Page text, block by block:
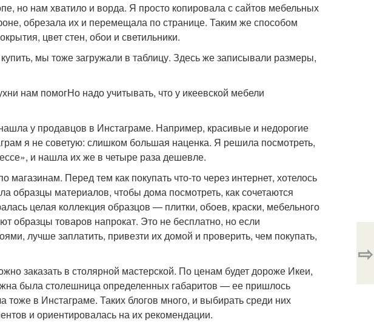
но нам хватило и ворда. Я просто копировала с сайтов мебельных
обрезала их и перемещала по странице. Таким же способом
цвет стен, обои и светильники.
мы тоже загружали в таблицу. Здесь же записывали размеры,
нам помогНо надо учитывать, что у икеевской мебели
у продавцов в Инстаграме. Например, красивые и недорогие
я не советую: слишком большая наценка. Я решила посмотреть,
и нашла их же в четыре раза дешевле.
Перед тем как покупать что-то через интернет, хотелось
образцы материалов, чтобы дома посмотреть, как сочетаются
целая коллекция образцов — плитки, обоев, краски, мебельного
образцы товаров напрокат. Это не бесплатно, но если
лучше заплатить, привезти их домой и проверить, чем покупать,
заказать в столярной мастерской. По ценам будет дороже Икеи,
была столешница определенных габаритов — ее пришлось
тоже в Инстаграме. Таких блогов много, и выбирать среди них
и ориентировалась на их рекомендации.
⇨